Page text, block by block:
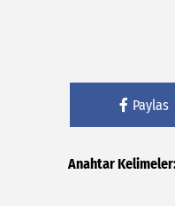
Paylas
Anahtar